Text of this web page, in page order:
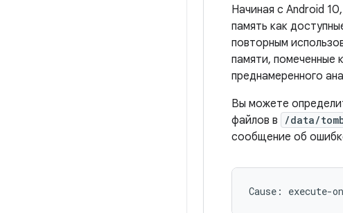
Начиная с Android
память как
повторным
памяти, помеченные
преднамеренного
Вы можете
файлов в
/data/
сообщение об